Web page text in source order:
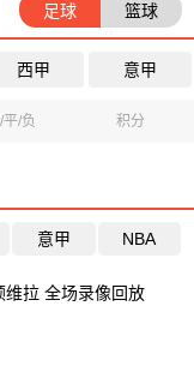
足球 篮球
西甲 意甲
平/负 积分
意甲 NBA
拉 全场录像回放